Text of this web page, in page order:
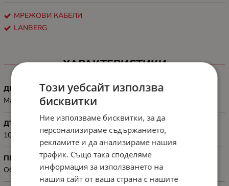
МРЕЖОВИ КАБЕЛИ
LANBERG
ХАРАКТЕРИСТИКИ
ДРУГИ
Maximum operating frequency 100 MHz
ДЪЛЖИНА, М
100 m
ПРЕДНАЗНАЧЕН ЗА
Обща употреба
Този уебсайт използва
бисквитки
Ние използваме бисквитки, за да
персонализираме съдържанието,
рекламите и да анализираме нашия
трафик. Също така споделяме
информация за използването на
нашия сайт от ваша страна с нашите